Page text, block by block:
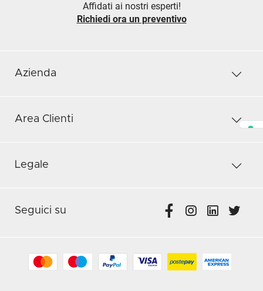
Affidati ai nostri esperti!
Richiedi ora un preventivo
Azienda
Area Clienti
Legale
Seguici su